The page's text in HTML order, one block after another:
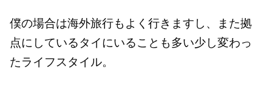
僕の場合は海外旅行もよく行きますし、また拠
点にしているタイにいることも多い少し変わっ
たライフスタイル。